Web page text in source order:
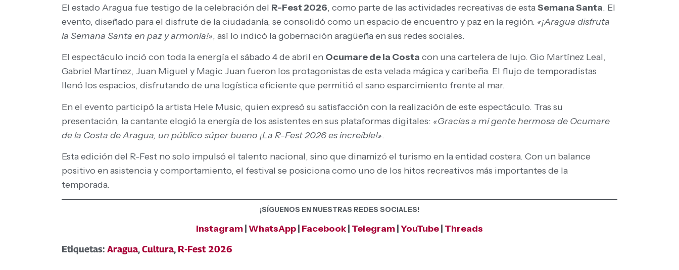
El estado Aragua fue testigo de la celebración del R-Fest 2026, como parte de las actividades recreativas de estaSemana Santa. El
evento, diseñado para el disfrute de la ciudadanía, se consolidó como un espacio de encuentro y paz en la región. «¡Aragua disfruta
la Semana Santa en paz y armonía!», así lo indicó la gobernación aragüeña en sus redes sociales.
El espectáculo inció con toda la energía el sábado 4 de abril en Ocumare de la Costa con una cartelera de lujo. Gio Martínez Leal,
Gabriel Martínez, Juan Miguel y Magic Juan fueron los protagonistas de esta velada mágica y caribeña. El flujo de temporadistas
llenó los espacios, disfrutando de una logística eficiente que permitió el sano esparcimiento frente al mar.
En el evento participó la artista Hele Music, quien expresó su satisfacción con la realización de este espectáculo. Tras su
presentación, la cantante elogió la energía de los asistentes en sus plataformas digitales: «Gracias a mi gente hermosa de Ocumare
de la Costa de Aragua, un público súper bueno ¡La R-Fest 2026 es increíble!».
Esta edición del R-Fest no solo impulsó el talento nacional, sino que dinamizó el turismo en la entidad costera. Con un balance
positivo en asistencia y comportamiento, el festival se posiciona como uno de los hitos recreativos más importantes de la
temporada.
¡SÍGUENOS EN NUESTRAS REDES SOCIALES!
Instagram WhatsApp Facebook Telegram YouTube Threads
Etiquetas: Aragua,Cultura, R-Fest 2026